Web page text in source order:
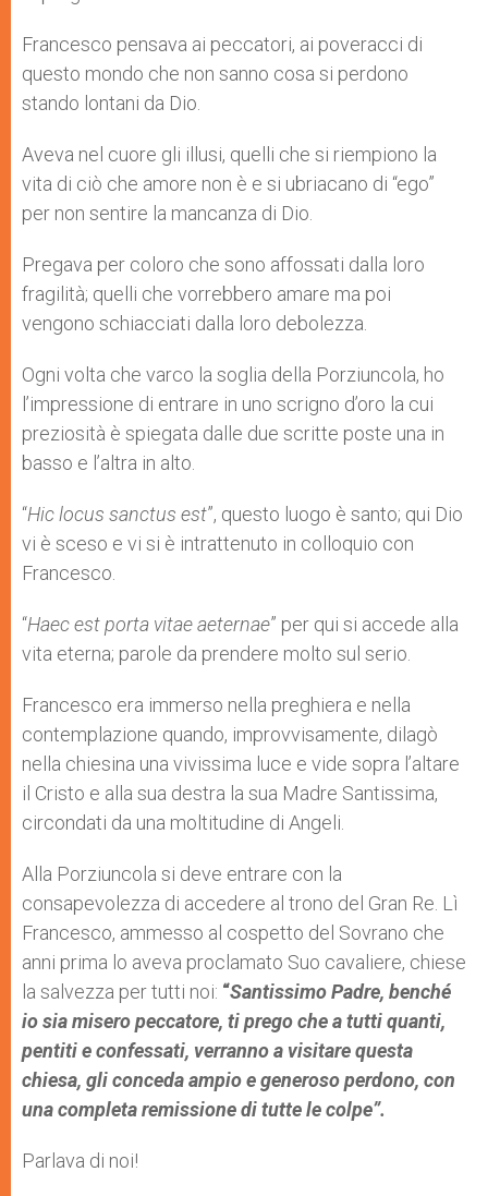
Francesco pensava ai peccatori, ai poveracci di
questo mondo che non sanno cosa si perdono
stando lontani da Dio.
Aveva nel cuore gli illusi, quelli che si riempiono la
vita di ciò che amore non è e si ubriacano di “ego”
per non sentire la mancanza di Dio.
Pregava per coloro che sono affossati dalla loro
fragilità; quelli che vorrebbero amare ma poi
vengono schiacciati dalla loro debolezza.
Ogni volta che varco la soglia della Porziuncola, ho
l’impressione di entrare in uno scrigno d’oro la cui
preziosità è spiegata dalle due scritte poste una in
basso e l’altra in alto.
“Hic locus sanctus est”, questo luogo è santo; qui Dio
vi è sceso e vi si è intrattenuto in colloquio con
Francesco.
“Haec est porta vitae aeternae” per qui si accede alla
vita eterna; parole da prendere molto sul serio.
Francesco era immerso nella preghiera e nella
contemplazione quando, improvvisamente, dilagò
nella chiesina una vivissima luce e vide sopra l’altare
il Cristo e alla sua destra la sua Madre Santissima,
circondati da una moltitudine di Angeli.
Alla Porziuncola si deve entrare con la
consapevolezza di accedere al trono del Gran Re. Lì
Francesco, ammesso al cospetto del Sovrano che
anni prima lo aveva proclamato Suo cavaliere, chiese
la salvezza per tutti noi: “Santissimo Padre, benché
io sia misero peccatore, ti prego che a tutti quanti,
pentiti e confessati, verranno a visitare questa
chiesa, gli conceda ampio e generoso perdono, con
una completa remissione di tutte le colpe”.
Parlava di noi!